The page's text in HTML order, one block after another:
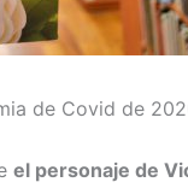
de Covid de
el personaje de